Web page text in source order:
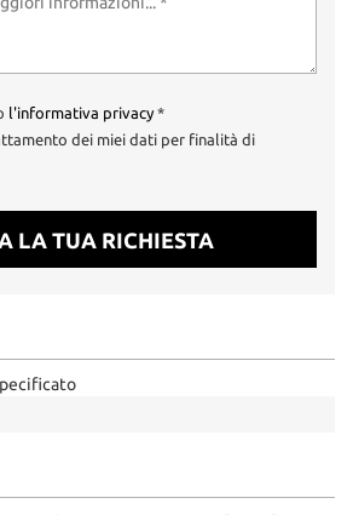
l'informativa privacy*
dei miei dati per finalità di
LA TUA RICHIESTA